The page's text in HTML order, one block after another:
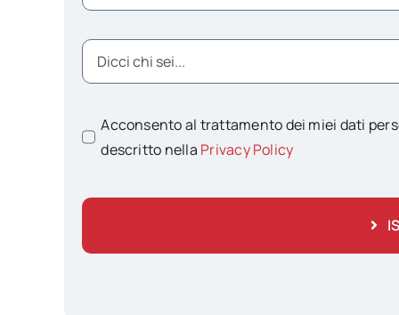
Acconsento al trattamento dei miei dati
descritto nella Privacy Policy